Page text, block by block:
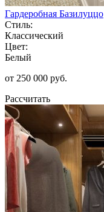
Гардеробная Базилуццо
Стиль:
Классический
Цвет:
Белый
от 250 000 руб.
Рассчитать